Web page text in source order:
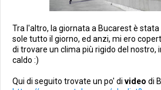
Tra l'altro, la giornata a Bucarest è
sole tutto il giorno, ed anzi, mi ero
di trovare un clima più rigido del nostro,
caldo :)
Qui di seguito trovate un po' di video di